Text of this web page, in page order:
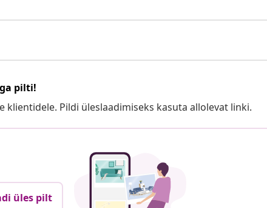
pilti!
Pildi üleslaadimiseks kasuta allolevat linki.
üles pilt